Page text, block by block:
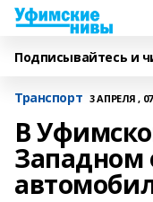
Подписывайтесь и
Транспорт 3 АПРЕЛЯ ,
В
Западном